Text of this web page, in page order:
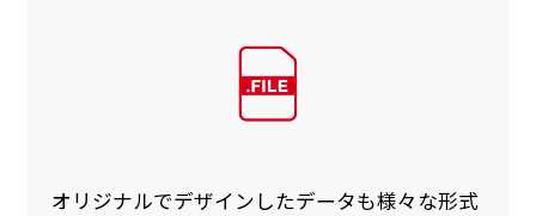
オリジナルでデザインしたデータも様々な形式